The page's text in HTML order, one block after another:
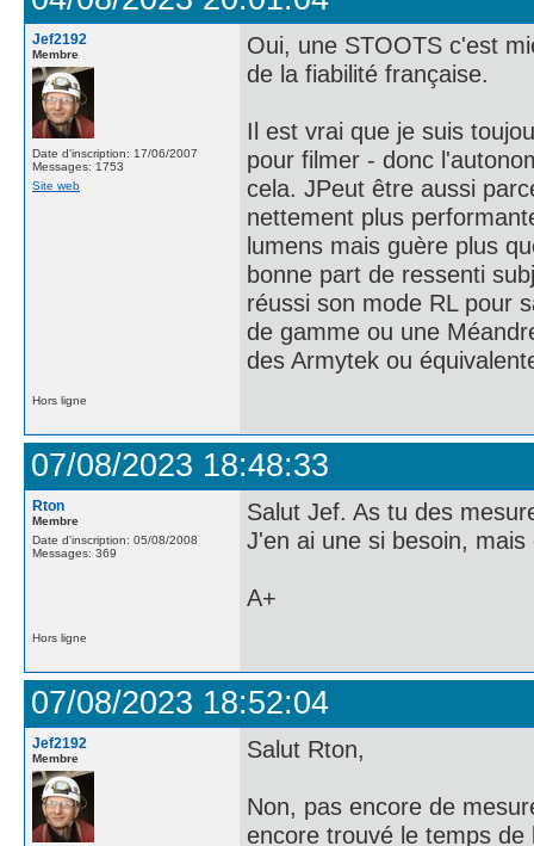
Jef2192
Membre
Date d'inscription: 17/06/2007
Messages: 1753
Site web
Oui, une STOOTS c'est
de la fiabilité française.
Il est vrai que je suis
pour filmer - donc
cela. JPeut être aussi
nettement plus
lumens mais guère plus
bonne part de ressenti
réussi son mode RL pour
de gamme ou une
des Armytek ou
Hors ligne
07/08/2023 18:48:33
Rton
Membre
Date d'inscription: 05/08/2008
Messages: 369
Salut Jef. As tu des
J'en ai une si besoin,
A+
Hors ligne
07/08/2023 18:52:04
Jef2192
Membre Salut Rton,
Non, pas encore de
encore trouvé le temps